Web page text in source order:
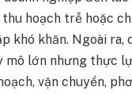
thu hoạch trễ hoặc
khó khăn. Ngoài ra,
mô lớn nhưng thực
vận chuyển,